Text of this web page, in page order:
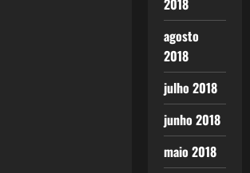
2018
agosto
2018
julho 2018
junho 2018
maio 2018